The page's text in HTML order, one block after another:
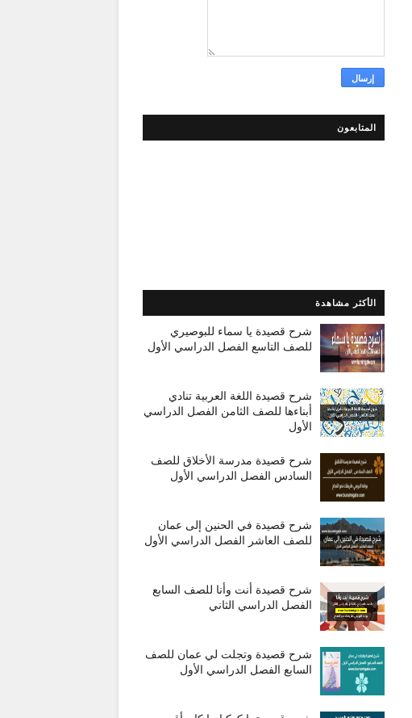
المتابعون
الأكثر مشاهدة
شرح قصيدة يا سماء للبوصيري
للصف التاسع الفصل الدراسي الأول
شرح قصيدة اللغة العربية تنادي
أبناءها للصف الثامن الفصل الدراسي
الأول
شرح قصيدة مدرسة الأخلاق للصف
السادس الفصل الدراسي الأول
شرح قصيدة في الحنين إلى عمان
للصف العاشر الفصل الدراسي الأول
شرح قصيدة أنت وأنا للصف السابع
الفصل الدراسي الثاني
شرح قصيدة وتجلت لي عمان للصف
السابع الفصل الدراسي الأول